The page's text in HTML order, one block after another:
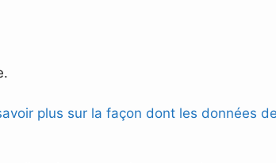
plus sur la façon dont les données